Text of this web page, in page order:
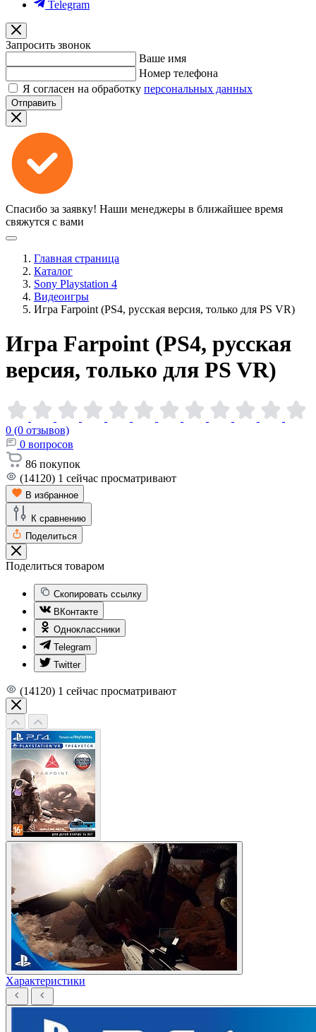
Telegram
Запросить звонок
Ваше имя
Номер телефона
Я согласен на обработку персональных данных
Отправить
Спасибо за заявку! Наши менеджеры в ближайшее время
свяжутся с вами
Главная страница
Каталог
Sony Playstation 4
Видеоигры
Игра Farpoint (PS4, русская версия, только для PS VR)
Игра Farpoint (PS4, русская
версия, только для PS VR)
0 (0 отзывов)
0 вопросов
86 покупок
(14120) 1 сейчас просматривают
В избранное
К сравнению
Поделиться
Поделиться товаром
Скопировать ссылку
ВКонтакте
Одноклассники
Telegram
Twitter
(14120) 1 сейчас просматривают
Характеристики